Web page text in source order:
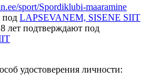
sport/Spordiklubi-maaramine
под LAPSEVANEM, SISENE SIIT
лет подтверждают под
удостоверения личности: